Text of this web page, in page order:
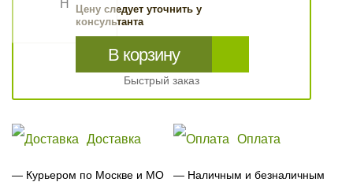
Цену следует уточнить у
консультанта
В корзину
Быстрый заказ
Доставка
— Курьером по Москве и МО
Оплата
— Наличным и безналичным